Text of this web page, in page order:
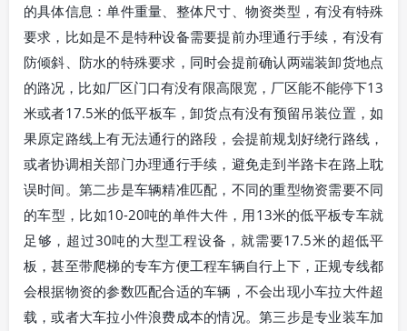
的具体信息：单件重量、整体尺寸、物资类型，有没有特殊
要求，比如是不是特种设备需要提前办理通行手续，有没有
防倾斜、防水的特殊要求，同时会提前确认两端装卸货地点
的路况，比如厂区门口有没有限高限宽，厂区能不能停下13
米或者17.5米的低平板车，卸货点有没有预留吊装位置，如
果原定路线上有无法通行的路段，会提前规划好绕行路线，
或者协调相关部门办理通行手续，避免走到半路卡在路上耽
误时间。第二步是车辆精准匹配，不同的重型物资需要不同
的车型，比如10-20吨的单件大件，用13米的低平板专车就
足够，超过30吨的大型工程设备，就需要17.5米的超低平
板，甚至带爬梯的专车方便工程车辆自行上下，正规专线都
会根据物资的参数匹配合适的车辆，不会出现小车拉大件超
载，或者大车拉小件浪费成本的情况。第三步是专业装车加